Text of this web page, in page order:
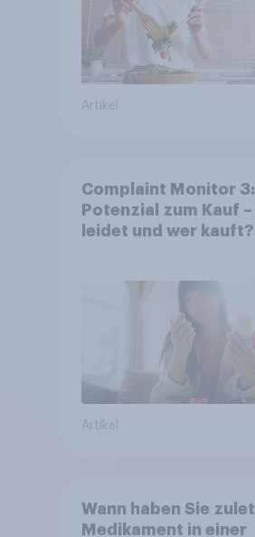
Artikel
Complaint Monitor
Potenzial zum Kauf –
leidet und wer kauft?
Artikel
Wann haben Sie
Medikament in einer